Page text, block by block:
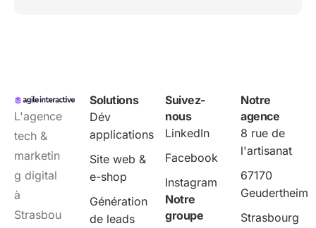
L'agence
tech &
marketin
g digital
à
Strasbou
Solutions
Dév
applications
Site web &
e-shop
Génération
de leads
Suivez-
nous
LinkedIn
Facebook
Instagram
Notre
groupe
Notre
agence
8 rue de
l'artisanat
67170
Geudertheim
Strasbourg